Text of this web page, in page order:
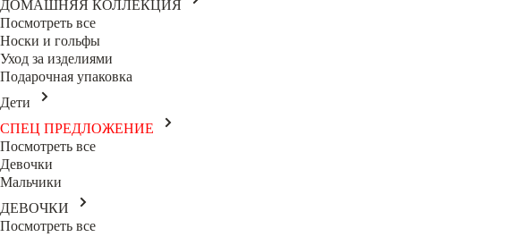
ДОМАШНЯЯ КОЛЛЕКЦИЯ
Посмотреть все
Носки и гольфы
Уход за изделиями
Подарочная упаковка
Дети
СПЕЦ ПРЕДЛОЖЕНИЕ
Посмотреть все
Девочки
Мальчики
ДЕВОЧКИ
Посмотреть все